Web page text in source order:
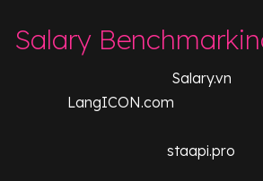
Salary
Salary.vn
LangICON.com
staapi.pro